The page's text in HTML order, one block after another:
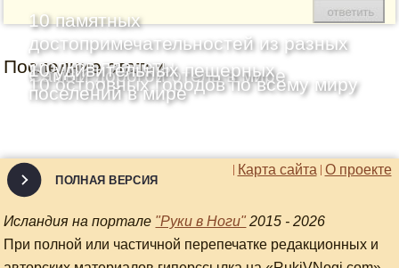
Последние статьи
10 памятных
достопримечательностей из разных
уголков планеты
Самый дорогой отель в мире
10 островных городов по всему миру
10 удивительных пещерных
поселений в мире
О проекте
Карта сайта
ПОЛНАЯ ВЕРСИЯ
Исландия на портале "Руки в Ноги" 2015 - 2026
При полной или частичной перепечатке редакционных и